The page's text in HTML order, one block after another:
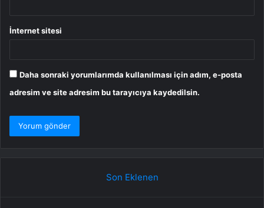
İnternet sitesi
Daha sonraki yorumlarımda kullanılması için adım, e-posta
adresim ve site adresim bu tarayıcıya kaydedilsin.
Son Eklenen